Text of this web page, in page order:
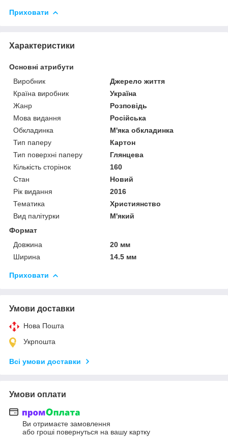
Приховати
Характеристики
Основні атрибути
Виробник
Джерело життя
Країна виробник
Україна
Жанр
Розповідь
Мова видання
Російська
Обкладинка
М'яка обкладинка
Тип паперу
Картон
Тип поверхні паперу
Глянцева
Кількість сторінок
160
Стан
Новий
Рік видання
2016
Тематика
Християнство
Вид палітурки
М'який
Формат
Довжина
20 мм
Ширина
14.5 мм
Приховати
Умови доставки
Нова Пошта
Укрпошта
Всі умови доставки
Умови оплати
Ви отримаєте замовлення
або гроші повернуться на вашу картку